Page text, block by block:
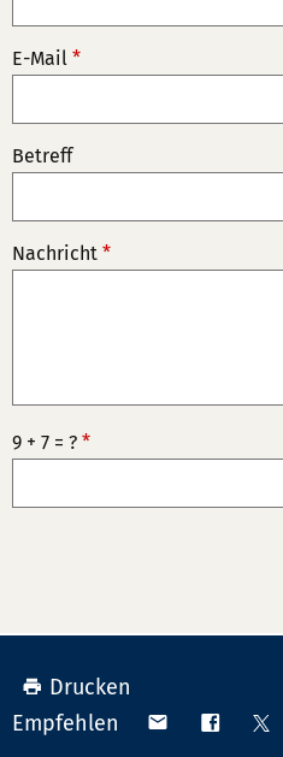
E-Mail *
Betreff
Nachricht *
9 + 7 = ? *
Drucken
Empfehlen
Teilen Teilen